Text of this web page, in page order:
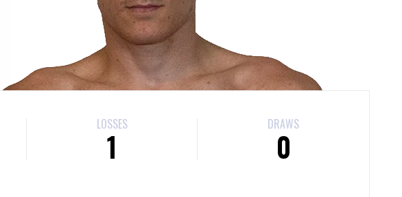
LOSSES
1
DRAWS
0